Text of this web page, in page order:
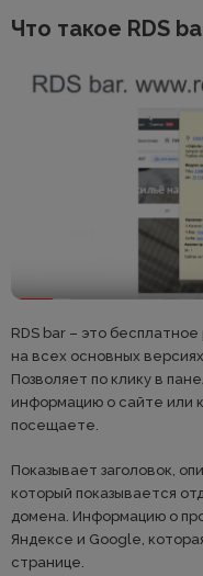
Что такое RDS
RDS bar – это
на всех основных
Позволяет по клику в
информацию о сайте или
посещаете.
Показывает заголовок,
который показывается
домена. Информацию о
Яндексе и Google,
странице.